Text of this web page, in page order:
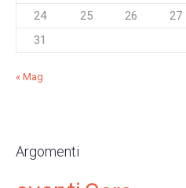
24
25 26 27
31
« Mag
Argomenti